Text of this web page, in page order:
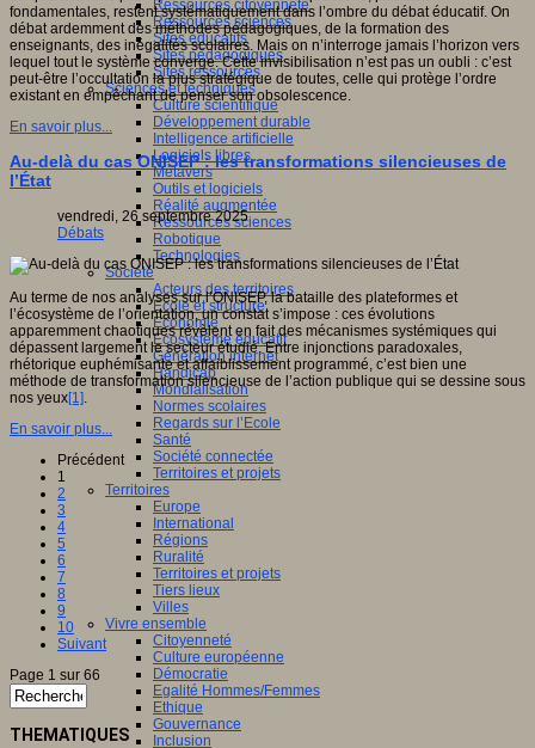
Ressources citoyenneté
Ressources sciences
Sites éducatifs
Sites pédagogiques
Sites ressources
Sciences et techniques
Culture scientifique
Développement durable
Intelligence artificielle
Logiciels libres
Métavers
Outils et logiciels
Réalité augmentée
Ressources sciences
Robotique
Technologies
Société
Acteurs des territoires
Ecole et structure
Economie
Ecosystème éducatif
Génération internet
Handicap
Mondialisation
Normes scolaires
Regards sur l’Ecole
Santé
Société connectée
Territoires et projets
Territoires
Europe
International
Régions
Ruralité
Territoires et projets
Tiers lieux
Villes
Vivre ensemble
Citoyenneté
Culture européenne
Démocratie
Egalité Hommes/Femmes
Ethique
Gouvernance
Inclusion
fondamentales, restent systématiquement dans l’ombre du débat éducatif. On
débat ardemment des méthodes pédagogiques, de la formation des
enseignants, des inégalités scolaires. Mais on n’interroge jamais l’horizon vers
lequel tout le système converge. Cette invisibilisation n’est pas un oubli : c’est
peut-être l’occultation la plus stratégique de toutes, celle qui protège l’ordre
existant en empêchant de penser son obsolescence.
En savoir plus...
Au-delà du cas ONISEP : les transformations silencieuses de
l’État
vendredi, 26 septembre 2025
Débats
Au terme de nos analyses sur l’ONISEP, la bataille des plateformes et
l’écosystème de l’orientation, un constat s’impose : ces évolutions
apparemment chaotiques révèlent en fait des mécanismes systémiques qui
dépassent largement le secteur étudié. Entre injonctions paradoxales,
rhétorique euphémisante et affaiblissement programmé, c’est bien une
méthode de transformation silencieuse de l’action publique qui se dessine sous
nos yeux[1]
En savoir plus...
Précédent
1
2
3
4
5
6
7
8
9
10
Suivant
Page 1 sur 66
THEMATIQUES